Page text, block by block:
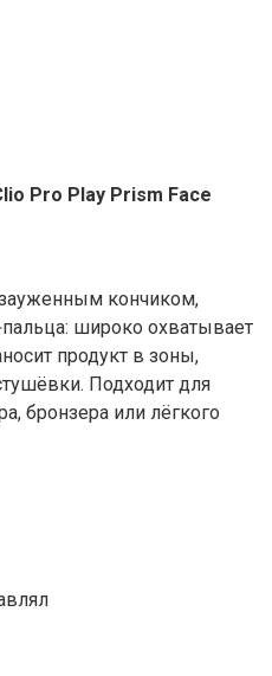
Pro Play Prism Face
кончиком,
широко охватывает
продукт в зоны,
Подходит для
бронзера или лёгкого
обеспечивает ровное
кожи лица:
эпидермис